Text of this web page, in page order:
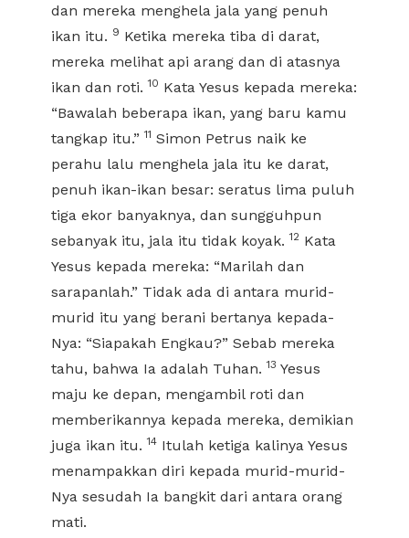
dan mereka menghela jala yang penuh
ikan itu. 9 Ketika mereka tiba di darat,
mereka melihat api arang dan di atasnya
ikan dan roti.10 Kata Yesus kepada mereka:
“Bawalah beberapa ikan, yang baru kamu
tangkap itu.”11 Simon Petrus naik ke
perahu lalu menghela jala itu ke darat,
penuh ikan-ikan besar: seratus lima puluh
tiga ekor banyaknya, dan sungguhpun
sebanyak itu, jala itu tidak koyak.12 Kata
Yesus kepada mereka: “Marilah dan
sarapanlah.” Tidak ada di antara murid-
murid itu yang berani bertanya kepada-
Nya: “Siapakah Engkau?” Sebab mereka
tahu, bahwa Ia adalah Tuhan.13 Yesus
maju ke depan, mengambil roti dan
memberikannya kepada mereka, demikian
juga ikan itu.14 Itulah ketiga kalinya Yesus
menampakkan diri kepada murid-murid-
Nya sesudah Ia bangkit dari antara orang
mati.